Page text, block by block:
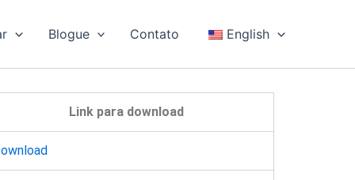
Blogue Contato English
Link para download